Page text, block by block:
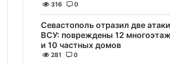
316 0
Севастополь отразил две атаки
ВСУ: повреждены 12
и 10 частных домов
281 0